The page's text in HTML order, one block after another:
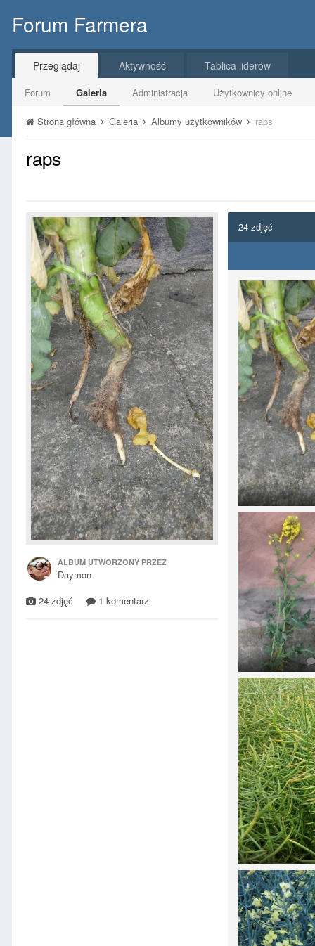
Forum Farmera
Przeglądaj
Forum Galeria Administracja Użytkownicy online
Aktywność Tablica liderów
Strona główna Galeria Albumy użytkowników raps
raps
ALBUM UTWORZONY PRZEZ
Daymon
24 zdjęć
1 komentarz
24 zdjęć